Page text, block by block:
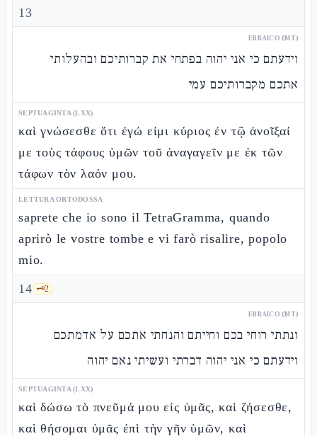
13
EBRAICO (MT)
וידעתם כי אני יהוה בפתחי את קברותיכם ובהעלותי
אתכם מקברותיכם עמי
SEPTUAGINTA (LXX)
καὶ γνώσεσθε ὅτι ἐγώ εἰμι κύριος ἐν τῷ ἀνοῖξαί
με τοὺς τάφους ὑμῶν τοῦ ἀναγαγεῖν με ἐκ τῶν
τάφων τὸν λαόν μου.
LETTURA ORTODOSSA
saprete che io sono il TetraGramma, quando
aprirò le vostre tombe e vi farò risalire, popolo
mio.
14 🗝️2
EBRAICO (MT)
ונתתי רוחי בכם וחייתם והנחתי אתכם על אדמתכם
וידעתם כי אני יהוה דברתי ועשיתי נאם יהוה
SEPTUAGINTA (LXX)
καὶ δώσω τὸ πνεῦμά μου εἰς ὑμᾶς, καὶ ζήσεσθε,
καὶ θήσομαι ὑμᾶς ἐπὶ τὴν γῆν ὑμῶν, καὶ